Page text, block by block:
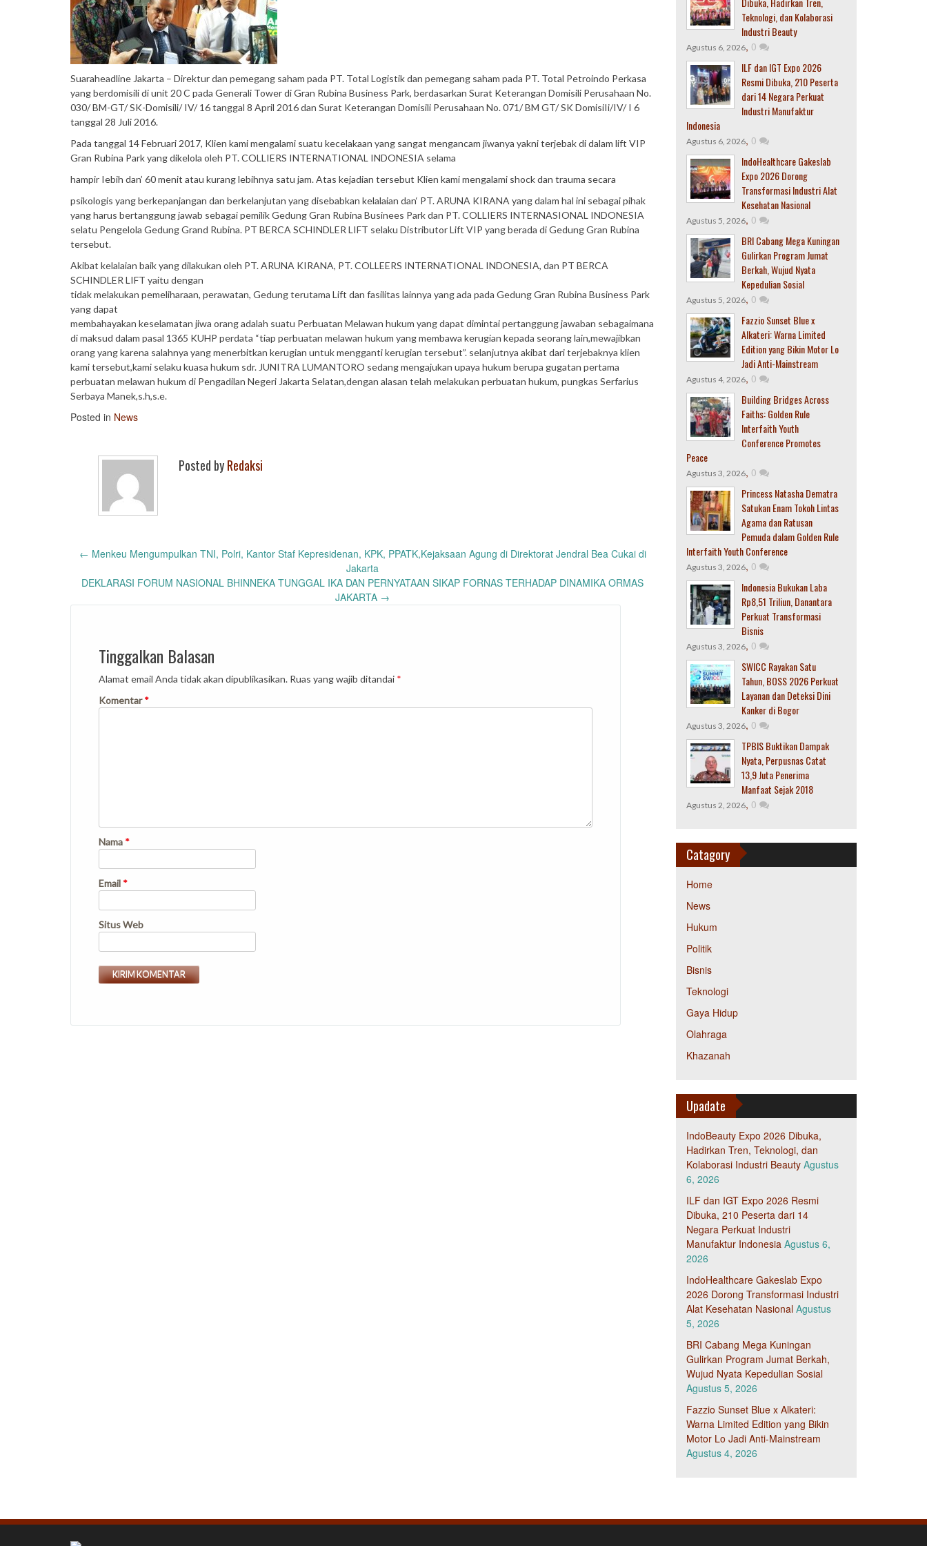
Suaraheadline Jakarta – Direktur dan pemegang saham pada PT. Total Logistik dan pemegang saham pada PT. Total Petroindo Perkasa
yang berdomisili di unit 20 C pada Generali Tower di Gran Rubina Business Park, berdasarkan Surat Keterangan Domisili Perusahaan No.
030/ BM-GT/ SK-Domisili/ IV/ 16 tanggal 8 April 2016 dan Surat Keterangan Domisili Perusahaan No. 071/ BM GT/ SK DomisiIi/IV/ I 6
tanggal 28 Juli 2016.
Pada tanggal 14 Februari 2017, Klien kami mengalami suatu kecelakaan yang sangat mengancam jiwanya yakni terjebak di dalam lift VIP
Gran Rubina Park yang dikelola oleh PT. COLLIERS INTERNATIONAL INDONESIA selama
hampir Iebih dan’ 60 menit atau kurang lebihnya satu jam. Atas kejadian tersebut Klien kami mengalami shock dan trauma secara
psikologis yang berkepanjangan dan berkelanjutan yang disebabkan kelalaian dan‘ PT. ARUNA KIRANA yang dalam hal ini sebagai pihak
yang harus bertanggung jawab sebagai pemilik Gedung Gran Rubina Businees Park dan PT. COLLIERS INTERNASIONAL INDONESIA
selatu Pengelola Gedung Grand Rubina. PT BERCA SCHINDLER LIFT selaku Distributor Lift VIP yang berada di Gedung Gran Rubina
tersebut.
Akibat kelalaian baik yang dilakukan oleh PT. ARUNA KIRANA, PT. COLLEERS INTERNATIONAL INDONESIA, dan PT BERCA
SCHINDLER LIFT yaitu dengan
tidak melakukan pemeliharaan, perawatan, Gedung terutama Lift dan fasilitas lainnya yang ada pada Gedung Gran Rubina Business Park
yang dapat
membahayakan keselamatan jiwa orang adalah suatu Perbuatan Melawan hukum yang dapat dimintai pertanggung jawaban sebagaimana
di maksud dalam pasal 1365 KUHP perdata “tiap perbuatan melawan hukum yang membawa kerugian kepada seorang lain,mewajibkan
orang yang karena salahnya yang menerbitkan kerugian untuk mengganti kerugian tersebut”. selanjutnya akibat dari terjebaknya klien
kami tersebut,kami selaku kuasa hukum sdr. JUNITRA LUMANTORO sedang mengajukan upaya hukum berupa gugatan pertama
perbuatan melawan hukum di Pengadilan Negeri Jakarta Selatan,dengan alasan telah melakukan perbuatan hukum, pungkas Serfarius
Serbaya Manek,s.h,s.e.
Posted in News
Posted byRedaksi
Post
navigation
← Menkeu Mengumpulkan TNI, Polri, Kantor Staf Kepresidenan, KPK, PPATK,Kejaksaan Agung di Direktorat Jendral Bea Cukai di
Jakarta
DEKLARASI FORUM NASIONAL BHINNEKA TUNGGAL IKA DAN PERNYATAAN SIKAP FORNAS TERHADAP DINAMIKA ORMAS
JAKARTA →
Tinggalkan Balasan
Alamat email Anda tidak akan dipublikasikan. Ruas yang wajib ditandai *
Komentar*
Nama *
Email *
Situs Web
Teknologi, dan Kolaborasi
Industri Beauty
Agustus 6, 2026, 0
ILF dan IGT Expo 2026
Resmi Dibuka, 210 Peserta
dari 14 Negara Perkuat
Industri Manufaktur
Indonesia
Agustus 6, 2026, 0
IndoHealthcare Gakeslab
Expo 2026 Dorong
Transformasi Industri Alat
Kesehatan Nasional
Agustus 5, 2026, 0
BRI Cabang Mega Kuningan
Gulirkan Program Jumat
Berkah, Wujud Nyata
Kepedulian Sosial
Agustus 5, 2026, 0
Fazzio Sunset Blue x
Alkateri: Warna Limited
Edition yang Bikin Motor Lo
Jadi Anti-Mainstream
Agustus 4, 2026, 0
Building Bridges Across
Faiths: Golden Rule
Interfaith Youth
Conference Promotes
Peace
Agustus 3, 2026, 0
Princess Natasha Dematra
Satukan Enam Tokoh Lintas
Agama dan Ratusan
Pemuda dalam Golden Rule
Interfaith Youth Conference
Agustus 3, 2026, 0
Indonesia Bukukan Laba
Rp8,51 Triliun, Danantara
Perkuat Transformasi
Bisnis
Agustus 3, 2026, 0
SWICC Rayakan Satu
Tahun, BOSS 2026 Perkuat
Layanan dan Deteksi Dini
Kanker di Bogor
Agustus 3, 2026, 0
TPBIS Buktikan Dampak
Nyata, Perpusnas Catat
13,9 Juta Penerima
Manfaat Sejak 2018
Agustus 2, 2026, 0
Catagory
Home
News
Hukum
Politik
Bisnis
Teknologi
Gaya Hidup
Olahraga
Khazanah
Upadate
IndoBeauty Expo 2026 Dibuka,
Hadirkan Tren, Teknologi, dan
Kolaborasi Industri Beauty Agustus
6, 2026
ILF dan IGT Expo 2026 Resmi
Dibuka, 210 Peserta dari 14
Negara Perkuat Industri
Manufaktur Indonesia Agustus 6,
2026
IndoHealthcare Gakeslab Expo
2026 Dorong Transformasi Industri
Alat Kesehatan Nasional Agustus
5, 2026
BRI Cabang Mega Kuningan
Gulirkan Program Jumat Berkah,
Wujud Nyata Kepedulian Sosial
Agustus 5, 2026
Fazzio Sunset Blue x Alkateri:
Warna Limited Edition yang Bikin
Motor Lo Jadi Anti-Mainstream
Agustus 4, 2026